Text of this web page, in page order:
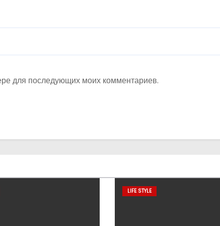
для последующих моих комментариев.
LIFE STYLE